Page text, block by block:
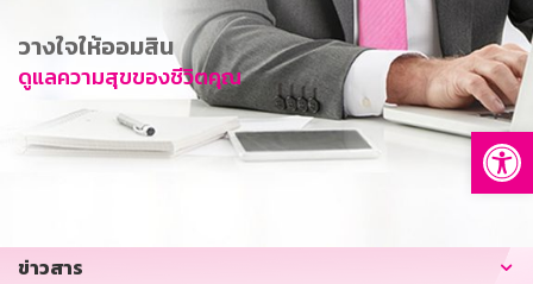
การพัฒนาที่ยั่งยืน
ข่าวสาร
บริการทางการเงิน
อื่นๆ
วางใจให้ออมสิน
ดูแลความสุขของชีวิตคุณ
ข่าวสาร